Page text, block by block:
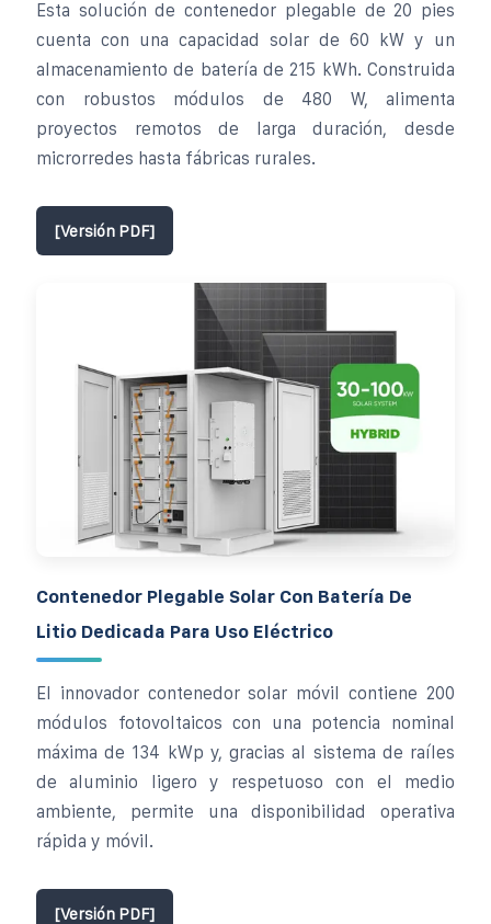
Esta solución de contenedor plegable de 20 pies
cuenta con una capacidad solar de 60 kW y un
almacenamiento de batería de 215 kWh. Construida
con robustos módulos de 480 W, alimenta
proyectos remotos de larga duración, desde
microrredes hasta fábricas rurales.
[Versión PDF]
Contenedor Plegable Solar Con Batería De
Litio Dedicada Para Uso Eléctrico
El innovador contenedor solar móvil contiene 200
módulos fotovoltaicos con una potencia nominal
máxima de 134 kWp y, gracias al sistema de raíles
de aluminio ligero y respetuoso con el medio
ambiente, permite una disponibilidad operativa
rápida y móvil.
[Versión PDF]